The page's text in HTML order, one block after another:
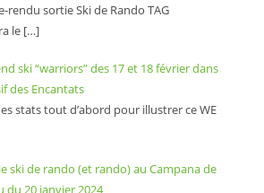
rendu sortie Ski de Rando TAG
le […]
ski “warriors” des 17 et 18 février dans
des Encantats
stats tout d’abord pour illustrer ce WE
ski de rando (et rando) au Campana de
du 20 janvier 2024